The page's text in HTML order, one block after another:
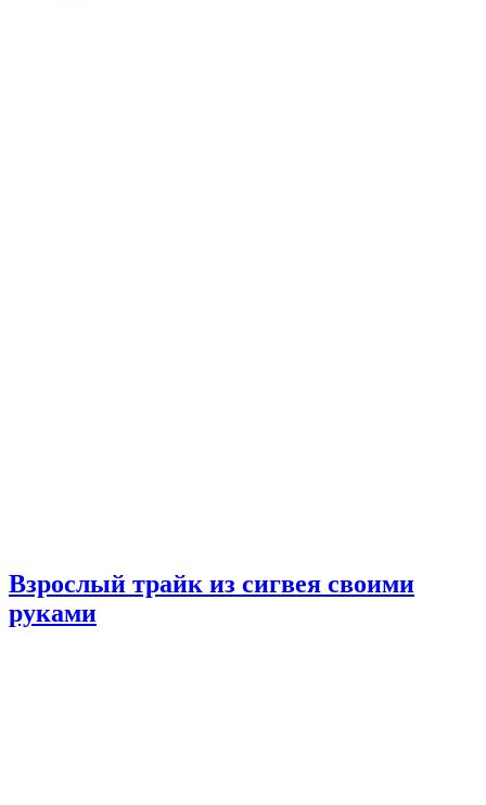
Взрослый трайк из сигвея своими
руками